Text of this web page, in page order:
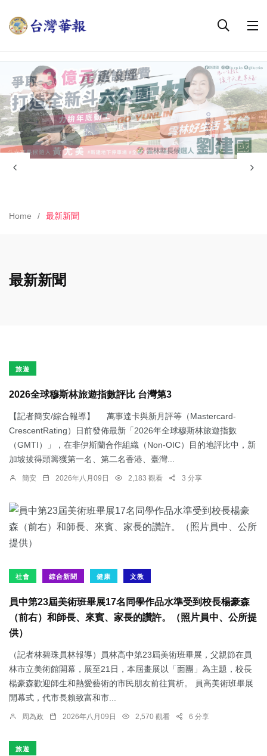
Home 最新新聞
最新新聞
旅遊
2026全球穆斯林旅遊指數評比 台灣第3
【記者簡安/綜合報導】 萬事達卡與新月評等（Mastercard-
CrescentRating）日前發佈最新「2026年全球穆斯林旅遊指數
（GMTI）」，在非伊斯蘭合作組織（Non-OIC）目的地評比中，新
加坡拔得頭籌獲第一名、第二名香港、臺灣...
簡安 2026年八月09日 2,183 觀看 3 分享
社會 綜合新聞 健康 文教
員中第23屆美術班畢展17名同學作品水準受到校長楊豪森
（前右）和師長、來賓、家長的讚許。（照片員中、公所提
供）
（記者林碧珠員林報導）員林高中第23屆美術班畢展，父親節在員
林市立美術館開幕，展至21日，本屆畫展以「面團」為主題，校長
楊豪森歡迎師生和熱愛藝術的市民朋友前往賞析。 員高美術班畢展
開幕式，代市長賴致富和市...
周為政 2026年八月09日 2,570 觀看 6 分享
旅遊